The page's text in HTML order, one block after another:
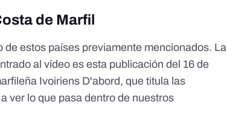
de Marfil
de estos países previamente mencionados. La
al vídeo esesta publicación del 16 de
Ivoiriens D'abord, que titula las
ver lo que pasa dentro de nuestros